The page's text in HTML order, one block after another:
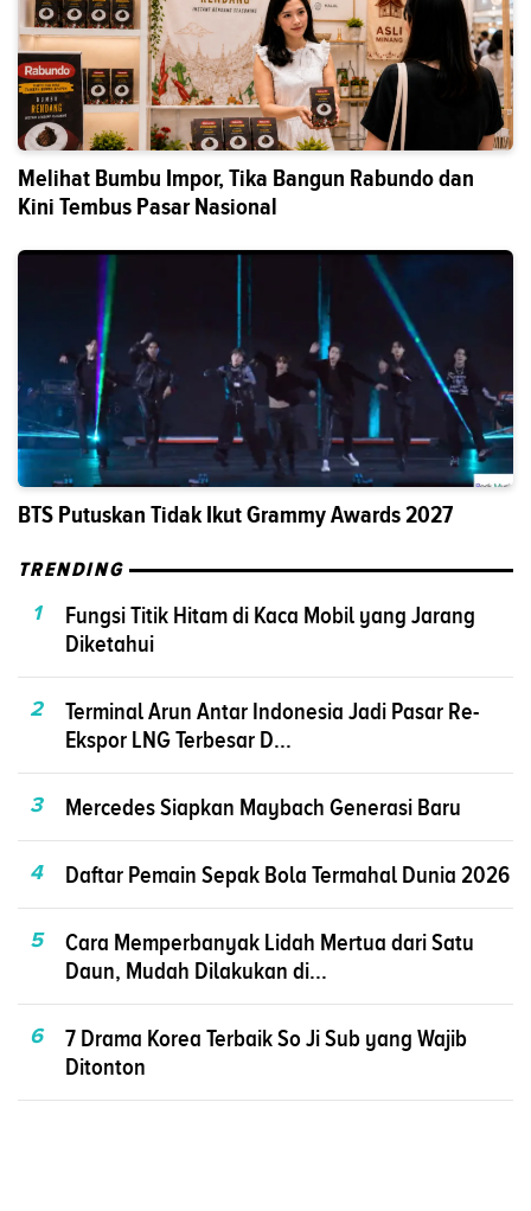
Melihat Bumbu Impor, Tika Bangun Rabundo dan
Kini Tembus Pasar Nasional
BTS Putuskan Tidak Ikut Grammy Awards 2027
TRENDING
1
Fungsi Titik Hitam di Kaca Mobil yang Jarang
Diketahui
2
Terminal Arun Antar Indonesia Jadi Pasar Re-
Ekspor LNG Terbesar D...
3 Mercedes Siapkan Maybach Generasi Baru
4 Daftar Pemain Sepak Bola Termahal Dunia 2026
5
Cara Memperbanyak Lidah Mertua dari Satu
Daun, Mudah Dilakukan di...
6
7 Drama Korea Terbaik So Ji Sub yang Wajib
Ditonton